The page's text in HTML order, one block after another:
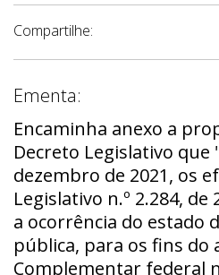
Compartilhe:
Ementa:
Encaminha anexo a
Decreto Legislativo
dezembro de 2021, os
Legislativo n.º 2.284, de
a ocorrência do estado
pública, para os fins do
Complementar federal